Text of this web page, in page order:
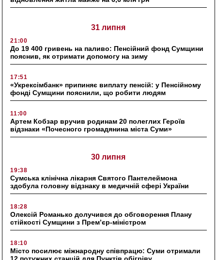
31 липня
21:00
До 19 400 гривень на паливо: Пенсійний фонд Сумщини
пояснив, як отримати допомогу на зиму
17:51
«Укрексімбанк» припиняє виплату пенсій: у Пенсійному
фонді Сумщини пояснили, що робити людям
11:00
Артем Кобзар вручив родинам 20 полеглих Героїв
відзнаки «Почесного громадянина міста Суми»
30 липня
19:38
Сумська клінічна лікарня Святого Пантелеймона
здобула головну відзнаку в медичній сфері України
18:28
Олексій Романько долучився до обговорення Плану
стійкості Сумщини з Прем’єр-міністром
18:10
Місто посилює міжнародну співпрацю: Суми отримали
12 потужних станцій для Пунктів обігріву